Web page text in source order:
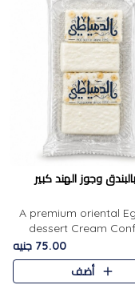
وجوز الهند كبير
A premium oriental
dessert Cream
featuring a soft,
texture and the
flavor of roasted
75.00 جنيه
أضف